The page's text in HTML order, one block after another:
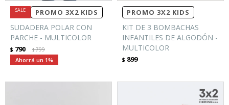
PROMO 3X2 KIDS
SUDADERA POLAR CON
PARCHE - MULTICOLOR
$ 790 $799
1
PROMO 3X2 KIDS
KIT DE 3 BOMBACHAS
INFANTILES DE ALGODÓN -
MULTICOLOR
$ 899